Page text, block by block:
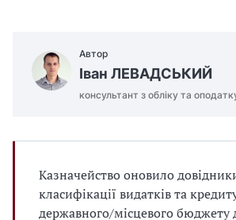
Автор
Іван ЛЕВАДСЬКИЙ
консультант з обліку та
Казначейство оновило
класифікації видатків та
державного/місцевого бюджету